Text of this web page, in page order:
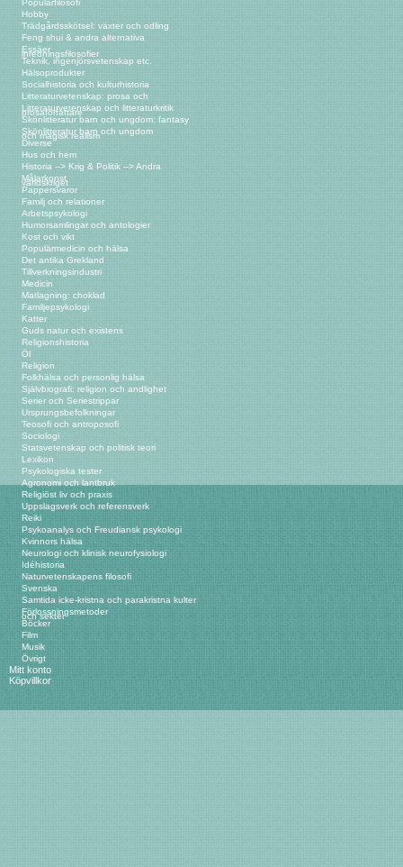
Populärfilosofi
Hobby
Trädgårdsskötsel: växter och odling
Feng shui & andra alternativa
inredningsfilosofier
Essäer
Teknik, ingenjörsvetenskap etc.
Hälsoprodukter
Socialhistoria och kulturhistoria
Litteraturvetenskap: prosa och
prosaförfattare
Litteraturvetenskap och litteraturkritik
Skönlitteratur barn och ungdom: fantasy
och magisk realism
Skönlitteratur barn och ungdom
Diverse
Hus och hem
Historia --> Krig & Politik --> Andra
världskriget
Målarkonst
Pappersvaror
Familj och relationer
Arbetspsykologi
Humorsamlingar och antologier
Kost och vikt
Populärmedicin och hälsa
Det antika Grekland
Tillverkningsindustri
Medicin
Matlagning: choklad
Familjepsykologi
Katter
Guds natur och existens
Religionshistoria
Öl
Religion
Folkhälsa och personlig hälsa
Självbiografi: religion och andlighet
Serier och Seriestrippar
Ursprungsbefolkningar
Teosofi och antroposofi
Sociologi
Statsvetenskap och politisk teori
Lexikon
Psykologiska tester
Agronomi och lantbruk
Religiöst liv och praxis
Uppslagsverk och referensverk
Reiki
Psykoanalys och Freudiansk psykologi
Kvinnors hälsa
Neurologi och klinisk neurofysiologi
Idéhistoria
Naturvetenskapens filosofi
Svenska
Samtida icke-kristna och parakristna kulter
och sekter
Förlossningsmetoder
Böcker
Film
Musik
Övrigt
Mitt konto
Köpvillkor